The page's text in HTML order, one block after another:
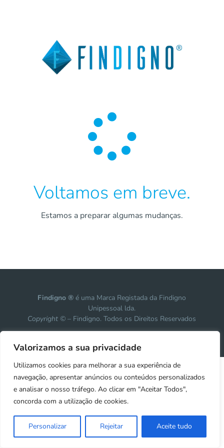
Valorizamos a sua privacidade
Utilizamos cookies para melhorar a sua experiência de
navegação, apresentar anúncios ou conteúdos personalizados
e analisar o nosso tráfego. Ao clicar em "Aceitar Todos",
concorda com a utilização de cookies.
Personalizar Rejeitar Aceite tudo

Voltamos em breve.
Estamos a preparar algumas mudanças.
Findigno ® é uma Marca Registada da Findigno
Unipessoal lda.
Copyright © – Findigno. Todos os Direitos Reservados